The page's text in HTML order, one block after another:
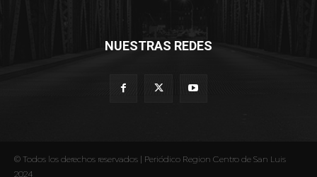
NUESTRAS REDES
© Todos los derechos reservados | Periódico Region Centro de San Luis
2024